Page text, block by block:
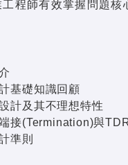
程師有效掌握問題核
基礎知識回顧
計及其不理想特性
接(Termination)與
準則